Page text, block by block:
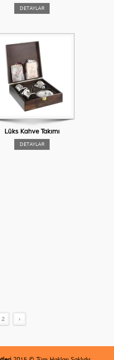
DETAYLAR
Lüks Kahve Takımı
DETAYLAR
2 ›